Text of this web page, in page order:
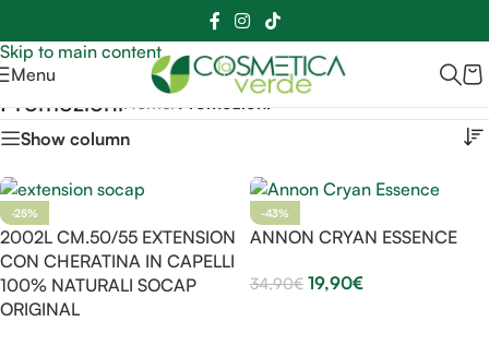
Skip to main content
Sei hai domande contattaci 📲3341056025 - 3886572748
Menu
Promozioni
Show column
-25%
2002L CM.50/55 EXTENSION
CON CHERATINA IN CAPELLI
100% NATURALI SOCAP
ORIGINAL
-43%
ANNON CRYAN ESSENCE
34,90€ 19,90€